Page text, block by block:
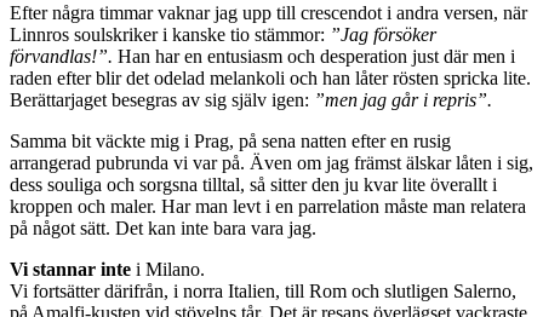
Efter några timmar vaknar jag upp till crescendot i andra versen, när
Linnros soulskriker i kanske tio stämmor: ”Jag försöker
förvandlas!”. Han har en entusiasm och desperation just där men i
raden efter blir det odelad melankoli och han låter rösten spricka lite.
Berättarjaget besegras av sig själv igen: ”men jag går i repris”.
Samma bit väckte mig i Prag, på sena natten efter en rusig
arrangerad pubrunda vi var på. Även om jag främst älskar låten i sig,
dess souliga och sorgsna tilltal, så sitter den ju kvar lite överallt i
kroppen och maler. Har man levt i en parrelation måste man relatera
på något sätt. Det kan inte bara vara jag.
Vi stannar inte i Milano.
Vi fortsätter därifrån, i norra Italien, till Rom och slutligen Salerno,
på Amalfi-kusten vid stövelns tår. Det är resans överlägset vackraste